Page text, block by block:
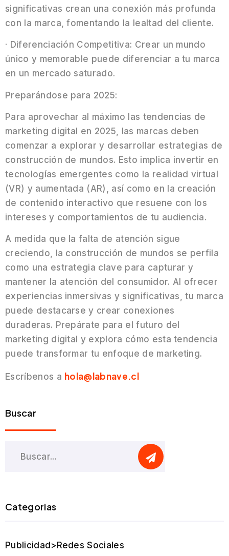
significativas crean una conexión más profunda
con la marca, fomentando la lealtad del cliente.
· Diferenciación Competitiva: Crear un mundo
único y memorable puede diferenciar a tu marca
en un mercado saturado.
Preparándose para 2025:
Para aprovechar al máximo las tendencias de
marketing digital en 2025, las marcas deben
comenzar a explorar y desarrollar estrategias de
construcción de mundos. Esto implica invertir en
tecnologías emergentes como la realidad virtual
(VR) y aumentada (AR), así como en la creación
de contenido interactivo que resuene con los
intereses y comportamientos de tu audiencia.
A medida que la falta de atención sigue
creciendo, la construcción de mundos se perfila
como una estrategia clave para capturar y
mantener la atención del consumidor. Al ofrecer
experiencias inmersivas y significativas, tu marca
puede destacarse y crear conexiones
duraderas. Prepárate para el futuro del
marketing digital y explora cómo esta tendencia
puede transformar tu enfoque de marketing.
Escríbenos a hola@labnave.cl
Buscar
Categorias
Publicidad>Redes Sociales